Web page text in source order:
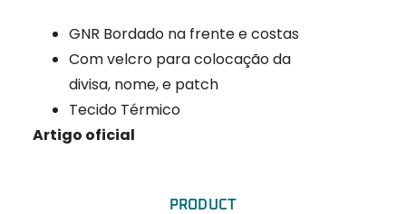
GNR Bordado na frente e costas
Com velcro para colocação da
divisa, nome, e patch
Tecido Térmico
Artigo oficial
PRODUCT